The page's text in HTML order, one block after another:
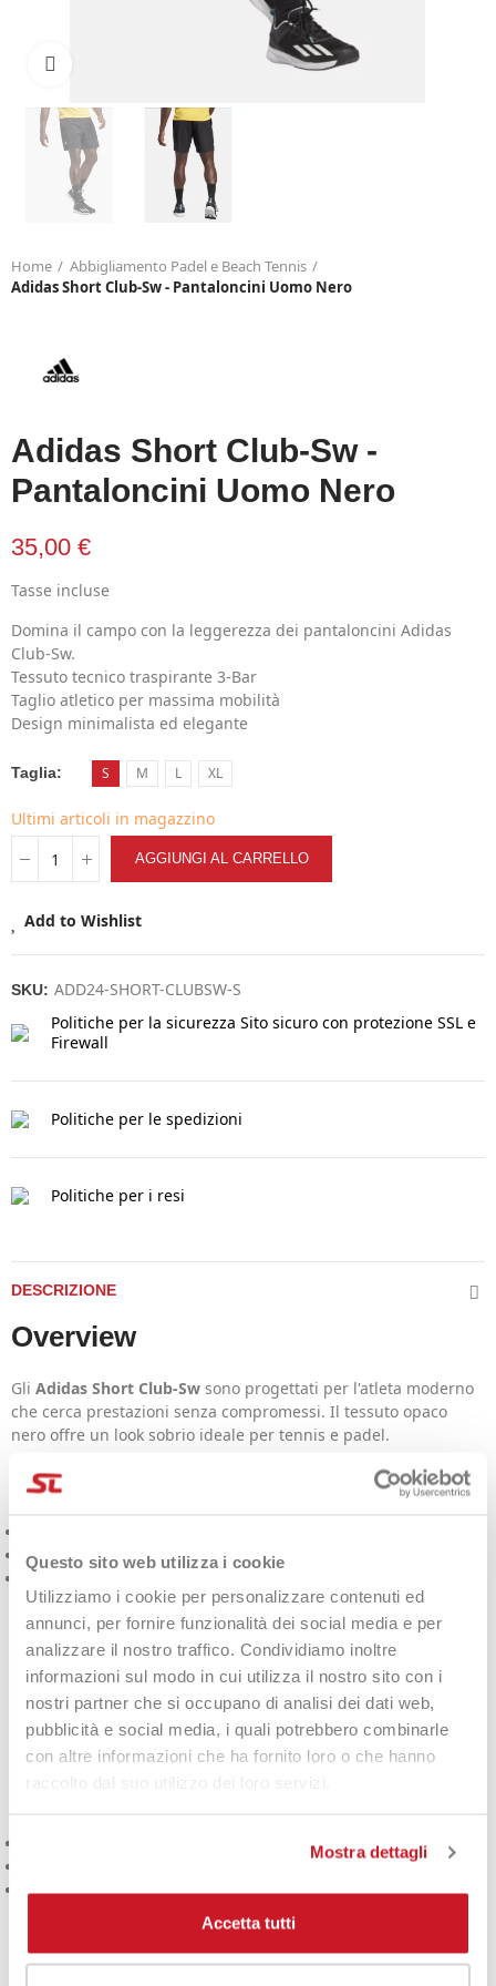
Questo sito web utilizza i cookie
Utilizziamo i cookie per personalizzare contenuti ed
annunci, per fornire funzionalità dei social media e per
analizzare il nostro traffico. Condividiamo inoltre
informazioni sul modo in cui utilizza il nostro sito con i
nostri partner che si occupano di analisi dei dati web,
pubblicità e social media, i quali potrebbero combinarle
con altre informazioni che ha fornito loro o che hanno
raccolto dal suo utilizzo dei loro servizi.
Mostra dettagli
Accetta tutti
Home
Abbigliamento Padel e Beach Tennis
Adidas Short Club-Sw - Pantaloncini Uomo Nero
Adidas Short Club-Sw -
Pantaloncini Uomo Nero
35,00 €
Tasse incluse
Domina il campo con la leggerezza dei pantaloncini Adidas
Club-Sw.
Tessuto tecnico traspirante 3-Bar
Taglio atletico per massima mobilità
Design minimalista ed elegante
Taglia S M L XL
Ultimi articoli in magazzino
AGGIUNGI AL CARRELLO
Add to Wishlist
SKU: ADD24-SHORT-CLUBSW-S
Politiche per la sicurezza Sito sicuro con protezione SSL e
Firewall
Politiche per le spedizioni
Politiche per i resi
DESCRIZIONE
Overview
Gli Adidas Short Club-Sw sono progettati per l'atleta moderno
che cerca prestazioni senza compromessi. Il tessuto opaco
nero offre un look sobrio ideale per tennis e padel.
Key Features
Logo Adidas Performance a contrasto
Tessuto sintetico a rapida asciugatura
Technical Detail
Realizzati in poliestere tecnico leggero, questi short
favoriscono la ventilazione naturale durante i match. La
lunghezza a metà coscia è ottimizzata per garantire scatti e
affondi rapidi senza alcun impedimento.
Non asciugare in asciugatrice